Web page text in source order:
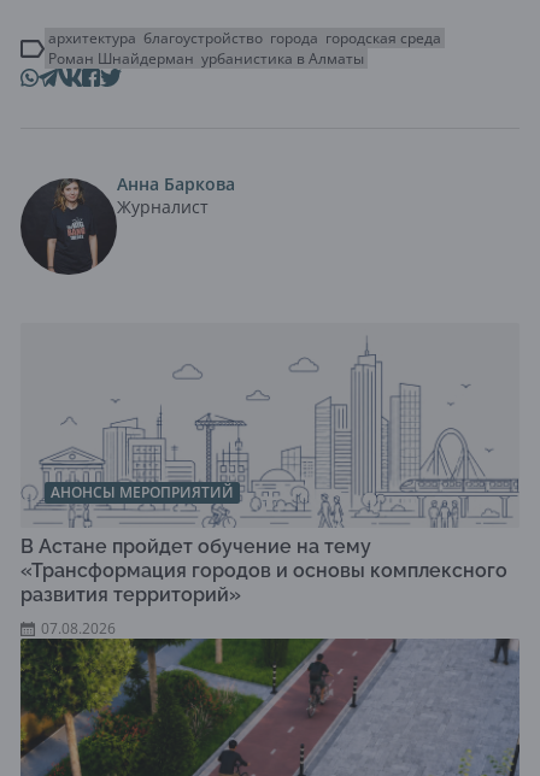
архитектура благоустройство города городская среда
Роман Шнайдерман урбанистика в Алматы
Анна Баркова
Журналист
АНОНСЫ МЕРОПРИЯТИЙ
В Астане пройдет обучение на тему
«Трансформация городов и основы комплексного
развития территорий»
07.08.2026